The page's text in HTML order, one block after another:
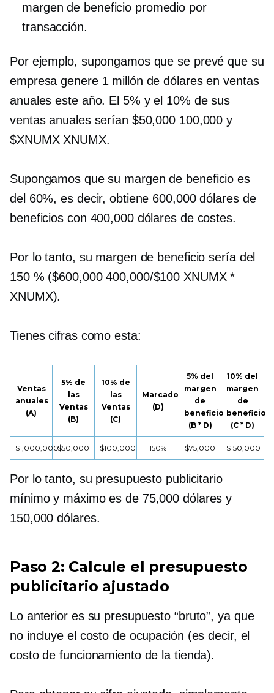
margen de beneficio promedio por
transacción.
Por ejemplo, supongamos que se prevé que su
empresa genere 1 millón de dólares en ventas
anuales este año. El 5% y el 10% de sus
ventas anuales serían $50,000 100,000 y
$XNUMX XNUMX.
Supongamos que su margen de beneficio es
del 60%, es decir, obtiene 600,000 dólares de
beneficios con 400,000 dólares de costes.
Por lo tanto, su margen de beneficio sería del
150 % ($600,000 400,000/$100 XNUMX *
XNUMX).
Tienes cifras como esta:
Ventas
anuales
(A)
5% de
las
Ventas
(B)
10% de
las
Ventas
(C)
Marcado
(D)
5% del
margen
de
beneficio
(B * D)
10% del
margen
de
beneficio
(C * D)
$1,000,000$50,000 $100,000 150% $75,000 $150,000
Por lo tanto, su presupuesto publicitario
mínimo y máximo es de 75,000 dólares y
150,000 dólares.
Paso 2: Calcule el presupuesto
publicitario ajustado
Lo anterior es su presupuesto “bruto”, ya que
no incluye el costo de ocupación (es decir, el
costo de funcionamiento de la tienda).